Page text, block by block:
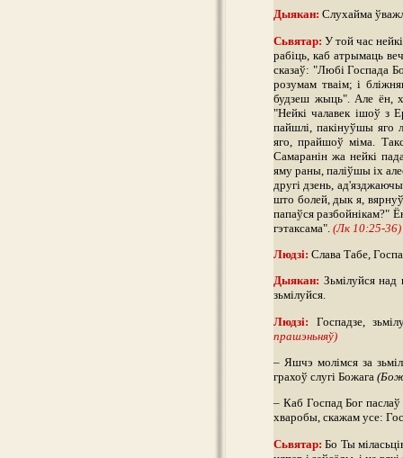
Дыякан: Слухайма
Сьвятар: У той час
рабіць, каб атрымаць
сказаў: "Любі Госпада
розумам тваім; і
будзеш жыць". Але ён,
"Нейкі чалавек ішоў з
пайшлі, пакінуўшы яго
яго, прайшоў міма.
Самаранін жа нейкі
яму раны, паліўшы іх
другі дзень,
што болей, дык я,
папаўся разбойнікам?"
гэтаксама". (Лк 10:25-36)
Людзі: Слава Табе,
Дыякан: Зьмілуйся над
зьмілуйся.
Людзі: Госпадзе,
прашэньняў)
– Яшчэ молімся за
грахоў слугі Божага
– Каб Госпад Бог
хваробы, скажам усе:
Сьвятар: Бо Ты